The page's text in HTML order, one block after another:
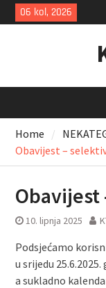
Skip
to
06 kol, 2026
Home
Obavijest –
10. lipnja 2025
Podsjećamo
u srijedu
a sukladno